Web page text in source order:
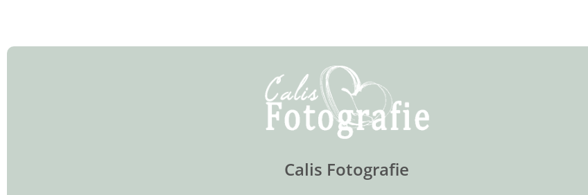
Calis Fotografie